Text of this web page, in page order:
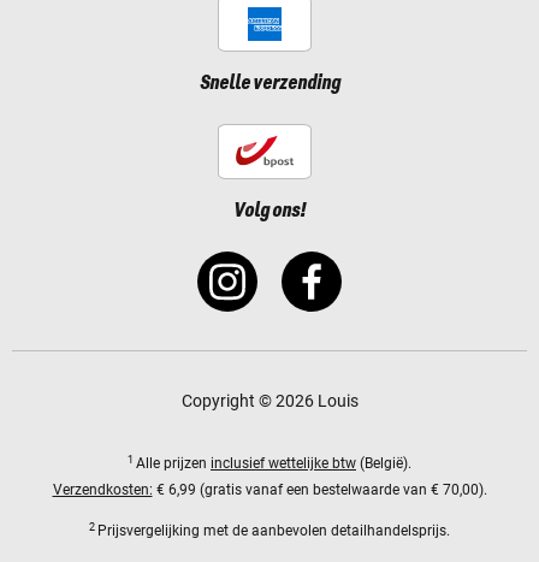
Snelle verzending
Volg ons!
Copyright © 2026 Louis
1 Alle prijzen inclusief wettelijke btw (België).
Verzendkosten: € 6,99 (gratis vanaf een bestelwaarde van € 70,00).
2 Prijsvergelijking met de aanbevolen detailhandelsprijs.